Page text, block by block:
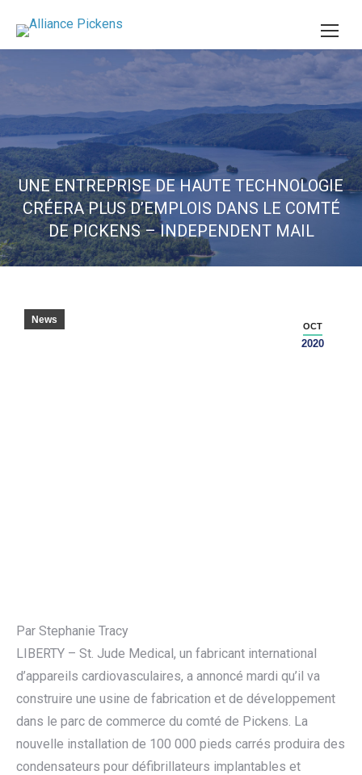
UNE ENTREPRISE DE HAUTE TECHNOLOGIE
CRÉERA PLUS D’EMPLOIS DANS LE COMTÉ
DE PICKENS – INDEPENDENT MAIL
OCT
2020
News
Par Stephanie Tracy
LIBERTY – St. Jude Medical, un fabricant international
d’appareils cardiovasculaires, a annoncé mardi qu’il va
construire une usine de fabrication et de développement
dans le parc de commerce du comté de Pickens. La
nouvelle installation de 100 000 pieds carrés produira des
condensateurs pour défibrillateurs implantables et